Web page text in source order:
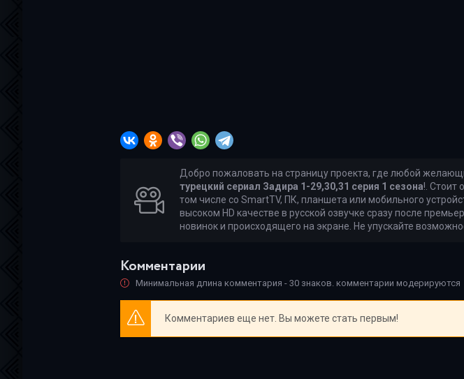
Добро пожаловать на страницу проекта, где любой
турецкий сериал Задира 1-29,30,31 серия 1 сезона!. Стоит
том числе со SmartTV, ПК, планшета или мобильного
высоком HD качестве в русской озвучке сразу после
новинок и происходящего на экране. Не упускайте
Комментарии
Минимальная длина комментария - 30 знаков. комментарии модерируются
Комментариев еще нет. Вы можете стать первым!